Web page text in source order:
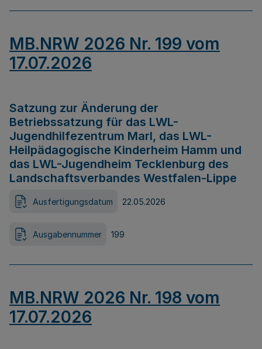
MB.NRW 2026 Nr. 199 vom
17.07.2026
Satzung zur Änderung der
Betriebssatzung für das LWL-
Jugendhilfezentrum Marl, das LWL-
Heilpädagogische Kinderheim Hamm und
das LWL-Jugendheim Tecklenburg des
Landschaftsverbandes Westfalen-Lippe
Ausfertigungsdatum 22.05.2026
Ausgabennummer 199
MB.NRW 2026 Nr. 198 vom
17.07.2026